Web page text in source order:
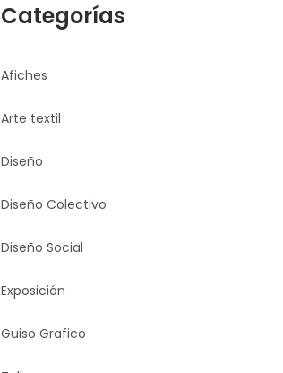
Categorías
Afiches
Arte textil
Diseño
Diseño Colectivo
Diseño Social
Exposición
Guiso Grafico